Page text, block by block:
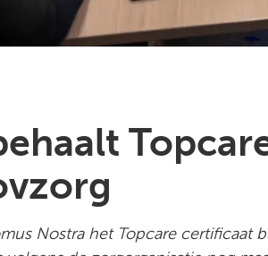
Nostra het Topcare certificaat